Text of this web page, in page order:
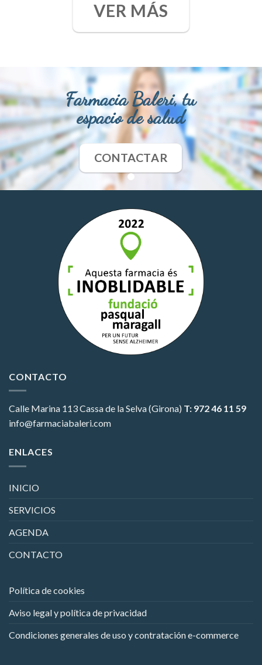
VER MÁS
Farmacia Baleri, tu
espacio de salud
CONTACTAR
CONTACTO
Calle Marina 113Cassa de la Selva (Girona) T: 972 46 11 59
info@farmaciabaleri.com
ENLACES
INICIO
SERVICIOS
AGENDA
CONTACTO
Política de cookies
Aviso legal y política de privacidad
Condiciones generales de uso y contratación e-commerce